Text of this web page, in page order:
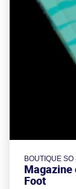
BOUTIQUE
Magazine
Foot